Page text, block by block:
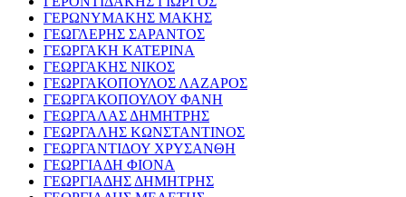
ΓΕΡΩΝΥΜΑΚΗΣ ΜΑΚΗΣ
ΓΕΩΓΛΕΡΗΣ ΣΑΡΑΝΤΟΣ
ΓΕΩΡΓΑΚΗ ΚΑΤΕΡΙΝΑ
ΓΕΩΡΓΑΚΗΣ ΝΙΚΟΣ
ΓΕΩΡΓΑΚΟΠΟΥΛΟΣ ΛΑΖΑΡΟΣ
ΓΕΩΡΓΑΚΟΠΟΥΛΟΥ ΦΑΝΗ
ΓΕΩΡΓΑΛΑΣ ΔΗΜΗΤΡΗΣ
ΓΕΩΡΓΑΛΗΣ ΚΩΝΣΤΑΝΤΙΝΟΣ
ΓΕΩΡΓΑΝΤΙΔΟΥ ΧΡΥΣΑΝΘΗ
ΓΕΩΡΓΙΑΔΗ ΦΙΟΝΑ
ΓΕΩΡΓΙΑΔΗΣ ΔΗΜΗΤΡΗΣ